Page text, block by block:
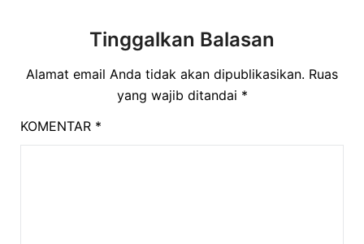
Tinggalkan Balasan
Alamat email Anda tidak akan dipublikasikan. Ruas
yang wajib ditandai *
KOMENTAR *